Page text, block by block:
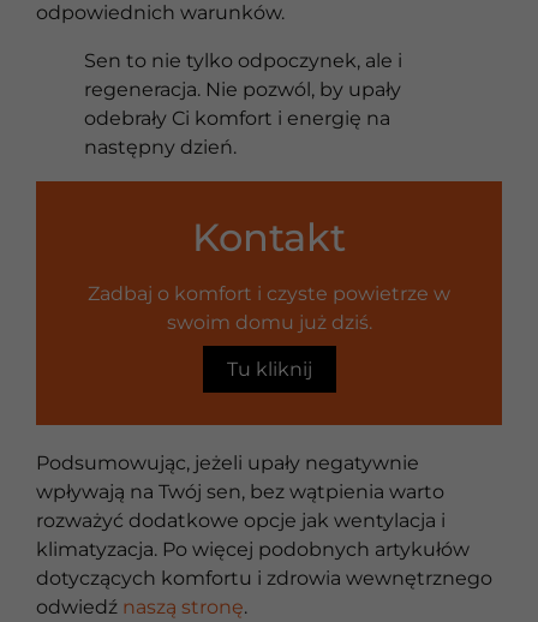
odpowiednich warunków.
Sen to nie tylko odpoczynek, ale i
regeneracja. Nie pozwól, by upały
odebrały Ci komfort i energię na
następny dzień.
Kontakt
Zadbaj o komfort i czyste powietrze w
swoim domu już dziś.
Tu kliknij
Podsumowując, jeżeli upały negatywnie
wpływają na Twój sen, bez wątpienia warto
rozważyć dodatkowe opcje jak wentylacja i
klimatyzacja. Po więcej podobnych artykułów
dotyczących komfortu i zdrowia wewnętrznego
odwiedź naszą stronę.